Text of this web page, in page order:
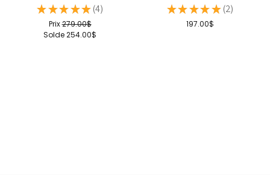
★ ★ ★ ★ ★ 4
4
Prix279.00$
Solde254.00$
★ ★ ★ ★ ★ 2
2
197.00$